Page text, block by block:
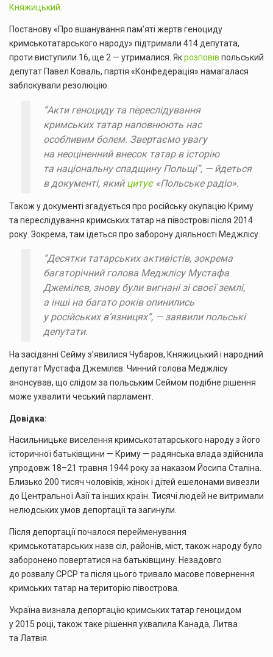
Княжицький.
Постанову «Про вшанування пам’яті жертв геноциду
кримськотатарського народу» підтримали 414 депутата,
проти виступили 16, ще 2 — утрималися. Якрозповів польський
депутат Павел Коваль, партія «Конфедерація» намагалася
заблокували резолюцію.
“Акти геноциду та переслідування
кримських татар наповнюють нас
особливим болем. Звертаємо увагу
на неоціненний внесок татар в історію
та національну спадщину Польщі”, — йдеться
в документі, який цитує«Польське радіо».
Також у документі згадується про російську окупацію Криму
та переслідування кримських татар на півострові після 2014
року. Зокрема, там ідеться про заборону діяльності Меджлісу.
“Десятки татарських активістів, зокрема
багаторічний голова Меджлісу Мустафа
Джемілєв, знову були вигнані зі своєї землі,
а інші на багато років опинились
у російських в’язницях”, — заявили польські
депутати.
На засіданні Сейму зʼявилися Чубаров, Княжицький і народний
депутат Мустафа Джемілєв. Чинний голова Меджлісу
анонсував, що слідом за польським Сеймом подібне рішення
може ухвалити чеський парламент.
Довідка:
Насильницьке виселення кримськотатарського народу з його
історичної батьківщини — Криму — радянська влада здійснила
упродовж 18–21 травня 1944 року за наказом Йосипа Сталіна.
Близько 200 тисяч чоловіків, жінок і дітей ешелонами вивезли
до Центральної Азії та інших країн. Тисячі людей не витримали
нелюдських умов депортації та загинули.
Після депортації почалося перейменування
кримськотатарських назв сіл, районів, міст, також народу було
заборонено повертатися на батьківщину. Незадовго
до розвалу СРСР та після цього тривало масове повернення
кримських татар на територію півострова.
Україна визнала депортацію кримських татар геноцидом
у 2015 році, також таке рішення ухвалила Канада, Литва
та Латвія.